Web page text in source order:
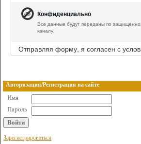
Конфиденциально
Все данные будут переданы по
каналу.
Отправляя форму, я согласен с
Авторизация/Регистрация на сайте
Имя
Пароль
Зарегистрироваться